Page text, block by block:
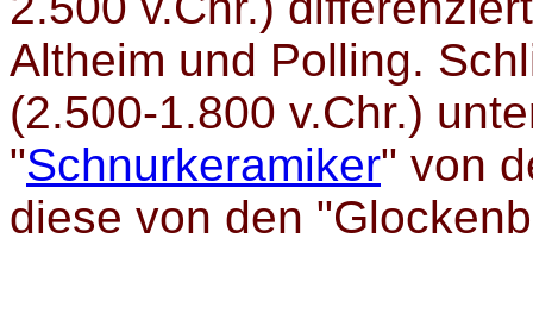
Altheim und Polling.
(2.500-1.800 v.Chr.)
"Schnurkeramiker" von
diese von den